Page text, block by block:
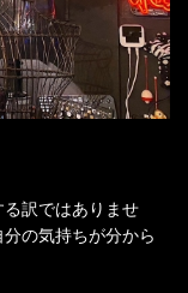
訳ではありませ
の気持ちが分から